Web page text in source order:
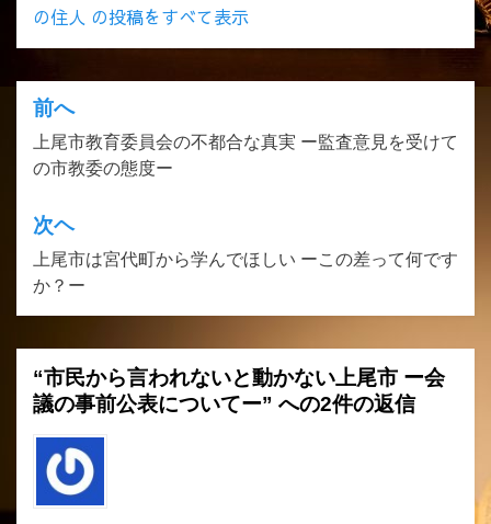
の住人 の投稿をすべて表示
投
稿
ナ
ビ
ゲ
ー
ョ
ン
前へ
上尾市教育委員会の不都合な真実 ー監査意見を受けて
の市教委の態度ー
次ヘ
上尾市は宮代町から学んでほしい ーこの差って何です
か？ー
“市民から言われないと動かない上尾市 ー会
議の事前公表についてー” への2件の返信